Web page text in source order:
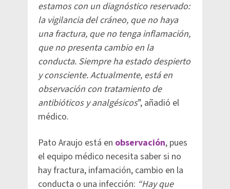
estamos con un diagnóstico reservado:
la vigilancia del cráneo, que no haya
una fractura, que no tenga inflamación,
que no presenta cambio en la
conducta. Siempre ha estado despierto
y consciente. Actualmente, está en
observación con tratamiento de
antibióticos y analgésicos”, añadió el
médico.
Pato Araujo está en observación, pues
el equipo médico necesita saber si no
hay fractura, infamación, cambio en la
conducta o una infección: “Hay que